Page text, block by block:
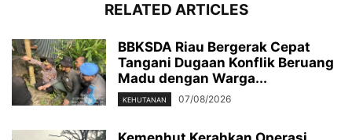
RELATED ARTICLES
BBKSDA Riau Bergerak Cepat
Tangani Dugaan Konflik Beruang
Madu dengan Warga...
KEHUTANAN 07/08/2026